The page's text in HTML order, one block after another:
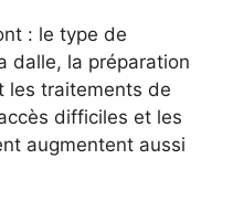
: le type de
dalle, la préparation
les traitements de
difficiles et les
augmentent aussi